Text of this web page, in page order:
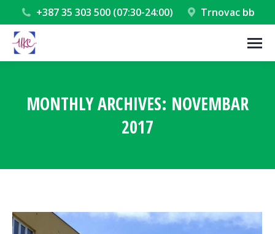
+387 35 303 500 (07:30-24:00) Trnovac bb
MONTHLY ARCHIVES: NOVEMBAR
2017